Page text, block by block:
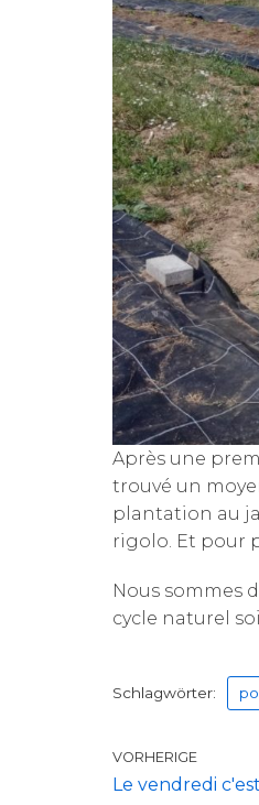
Après une
trouvé un
plantation au
rigolo. Et pour
Nous sommes
cycle naturel
Schlagwörter:
VORHERIGE
Le vendredi